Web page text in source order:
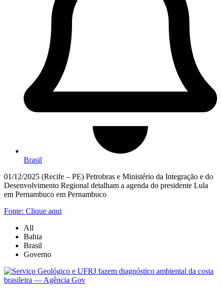
Brasil
01/12/2025 (Recife – PE) Petrobras e Ministério da Integração e do
Desenvolvimento Regional detalham a agenda do presidente Lula
em Pernambuco em Pernambuco
Fonte: Clique aqui
All
Bahia
Brasil
Governo